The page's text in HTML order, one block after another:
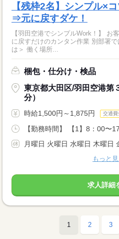
【残枠2名】シンプル×
⇒元に戻すダケ！
【羽田空港でシンプルWork！】 お
に戻すだけのカンタン作業 別部署ではドム社員常駐中♪ ＜具体的に
は＞ 働く場所...
梱包・仕分け・検品
東京都大田区/羽田空港第
分）
時給1,500円～1,875円 交通費
【勤務時間】 【1】8：00〜
月曜日 火曜日 水曜日 木曜日
もっと
求人詳細
1 2 3